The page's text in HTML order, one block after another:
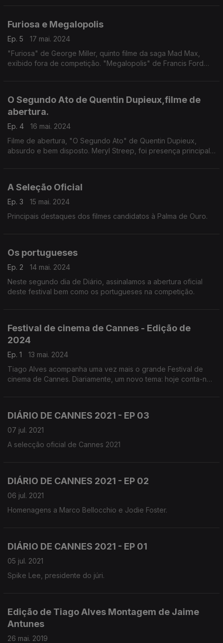
Furiosa e Megalopolis
Ep. 5
17 mai. 2024
"Furiosa" de George Miller, quinto filme da saga Mad Max,
exibido fora de competição. "Megalopolis" de Francis Ford
O Segundo Ato de Quentin Dupieux,filme de
abertura.
Ep. 4
16 mai. 2024
Filme de abertura, "O Segundo Ato" de Quentin Dupieux,
absurdo e bem disposto. Meryl Streep, foi presença principal
A Seleção Oficial
Ep. 3
15 mai. 2024
Principais destaques dos filmes candidatos à Palma de Ouro.
Os portugueses
Ep. 2
14 mai. 2024
Neste segundo dia de Diário, assinalamos a abertura oficial
deste festival bem como os portugueses na competição.
Festival de cinema de Cannes - Edição de
2024
Ep. 1
13 mai. 2024
Tiago Alves acompanha uma vez mais o grande Festival de
cinema de Cannes. Diariamente, um novo tema: hoje conta-nos
DIÁRIO DE CANNES 2021 - EP 03
07 jul. 2021
A selecção oficial de Cannes 2021
DIÁRIO DE CANNES 2021 - EP 02
06 jul. 2021
Homenagens a Marco Bellocchio e Jodie Foster.
DIÁRIO DE CANNES 2021 - EP 01
05 jul. 2021
Spike Lee, presidente do júri.
Edição de Tiago Alves Montagem de Jaime
Antunes
26 mai. 2019